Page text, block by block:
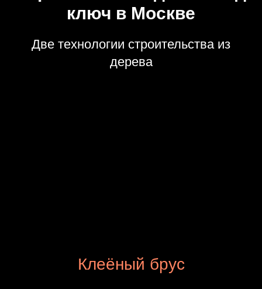
искренне любим сами. Именно
ключ в Москве
Две технологии строительства из
дерева
Клеёный брус